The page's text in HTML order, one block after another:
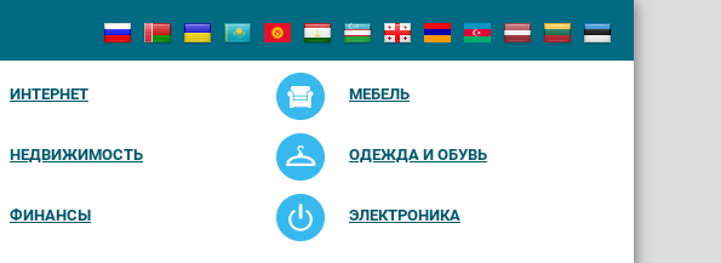
ИНТЕРНЕТ МЕБЕЛЬ
НЕДВИЖИМОСТЬ ОДЕЖДА И ОБУВЬ
ФИНАНСЫ ЭЛЕКТРОНИКА